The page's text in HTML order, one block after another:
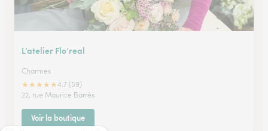
L’atelier Flo’real
Charmes
★★★★★4.7 (59)
22, rue Maurice Barrès
Voir la boutique